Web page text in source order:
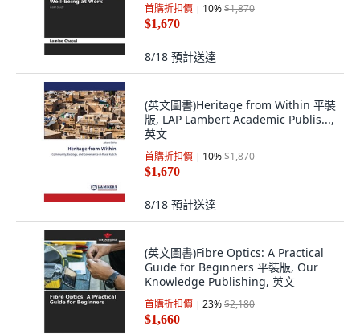
首購折扣價 10%$1,870
$1,670
8/18 預計送達
(英文圖書)Heritage from Within 平裝
版, LAP Lambert Academic Publis...,
英文
首購折扣價 10%$1,870
$1,670
8/18 預計送達
(英文圖書)Fibre Optics: A Practical
Guide for Beginners 平裝版, Our
Knowledge Publishing, 英文
首購折扣價 23%$2,180
$1,660